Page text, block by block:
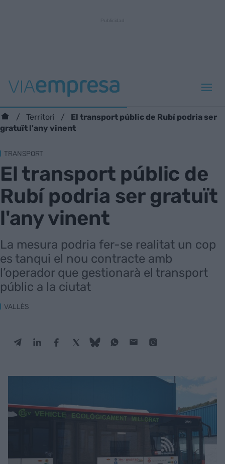
Territori
El transport públic de Rubí podria ser
gratuït l'any vinent
TRANSPORT
El transport públic de
Rubí podria ser gratuït
l'any vinent
La mesura podria fer-se realitat un cop
es tanqui el nou contracte amb
l’operador que gestionarà el transport
públic a la ciutat
VALLÈS